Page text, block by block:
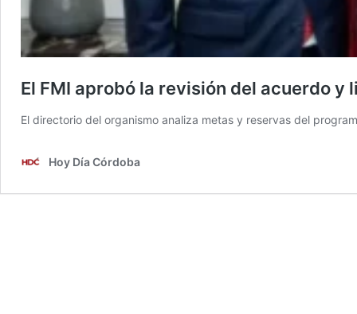
El FMI aprobó la revisión del acuerdo y
El directorio del organismo analiza metas y reservas del
Hoy Día Córdoba